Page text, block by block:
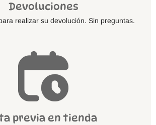
Devoluciones
realizar su devolución. Sin preguntas.
previa en tienda